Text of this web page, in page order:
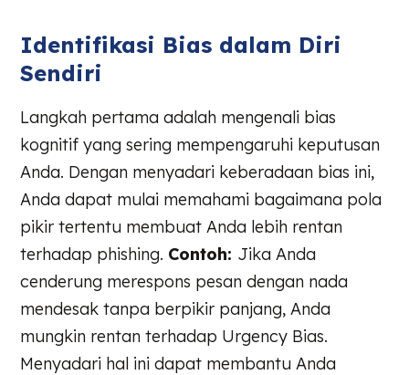
Identifikasi Bias dalam Diri
Sendiri
Langkah pertama adalah mengenali bias
kognitif yang sering mempengaruhi keputusan
Anda. Dengan menyadari keberadaan bias ini,
Anda dapat mulai memahami bagaimana pola
pikir tertentu membuat Anda lebih rentan
terhadap phishing. Contoh: Jika Anda
cenderung merespons pesan dengan nada
mendesak tanpa berpikir panjang, Anda
mungkin rentan terhadap Urgency Bias.
Menyadari hal ini dapat membantu Anda